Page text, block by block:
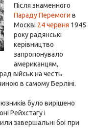
Після знаменного
Параду Перемоги в
Москві 24 червня 1945
року радянські
керівництво
запропонувало
американцям,
військ на честь
в самому Берліні.
було вирішено
Рейхстагу і
завершальні бої при